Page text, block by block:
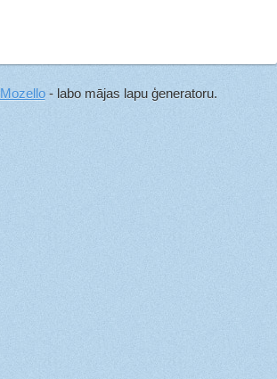
Mozello- labo mājas lapu ģeneratoru.